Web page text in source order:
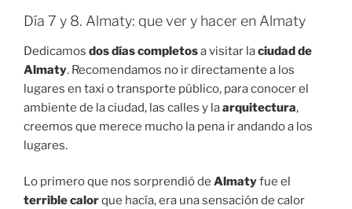
Día 7 y 8. Almaty: que ver y hacer en Almaty
Dedicamos dos días completosa visitar laciudad de
Almaty. Recomendamos no ir directamente a los
lugares en taxi o transporte público, para conocer el
ambiente de la ciudad, las calles y laarquitectura,
creemos que merece mucho la pena ir andando a los
lugares.
Lo primero que nos sorprendió de Almatyfue el
terrible calorque hacía, era una sensación de calor